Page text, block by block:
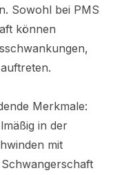
Sowohl bei PMS
können
Merkmale:
in der
mit